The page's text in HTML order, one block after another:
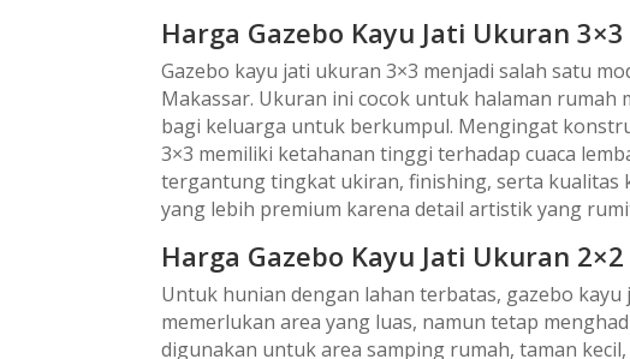
Harga Gazebo Kayu Jati Ukuran
Gazebo kayu jati ukuran 3×3 menjadi salah satu
Makassar. Ukuran ini cocok untuk halaman
bagi keluarga untuk berkumpul. Mengingat
3×3 memiliki ketahanan tinggi terhadap cuaca
tergantung tingkat ukiran, finishing, serta kualitas
yang lebih premium karena detail artistik yang
Harga Gazebo Kayu Jati Ukuran
Untuk hunian dengan lahan terbatas, gazebo
memerlukan area yang luas, namun tetap
digunakan untuk area samping rumah, taman